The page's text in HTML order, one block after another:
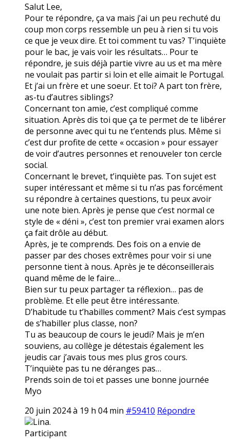
Salut Lee,
Pour te répondre, ça va mais j’ai un peu rechuté du
coup mon corps ressemble un peu à rien si tu vois
ce que je veux dire. Et toi comment tu vas? T’inquiète
pour le bac, je vais voir les résultats… Pour te
répondre, je suis déjà partie vivre au us et ma mère
ne voulait pas partir si loin et elle aimait le Portugal.
Et j’ai un frère et une soeur. Et toi? A part ton frère,
as-tu d’autres siblings?
Concernant ton amie, c’est compliqué comme
situation. Après dis toi que ça te permet de te libérer
de personne avec qui tu ne t’entends plus. Même si
c’est dur profite de cette « occasion » pour essayer
de voir d’autres personnes et renouveler ton cercle
social.
Concernant le brevet, t’inquiète pas. Ton sujet est
super intéressant et même si tu n’as pas forcément
su répondre à certaines questions, tu peux avoir
une note bien. Après je pense que c’est normal ce
style de « déni », c’est ton premier vrai examen alors
ça fait drôle au début.
Après, je te comprends. Des fois on a envie de
passer par des choses extrêmes pour voir si une
personne tient à nous. Après je te déconseillerais
quand même de le faire…
Bien sur tu peux partager ta réflexion… pas de
problème. Et elle peut être intéressante.
D’habitude tu t’habilles comment? Mais c’est sympas
de s’habiller plus classe, non?
Tu as beaucoup de cours le jeudi? Mais je m’en
souviens, au collège je détestais également les
jeudis car j’avais tous mes plus gros cours.
T’inquiète pas tu ne déranges pas…
Prends soin de toi et passes une bonne journée
Myo
20 juin 2024 à 19 h 04 min #59410 Répondre
Lina.
Participant